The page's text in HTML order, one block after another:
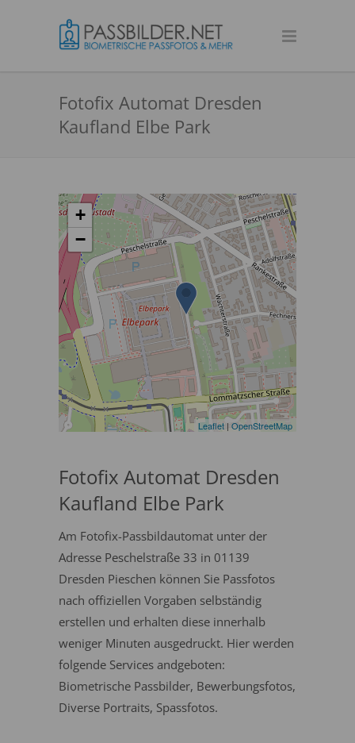
Fotofix Automat Dresden
Kaufland Elbe Park
+
−
Leaflet | OpenStreetMap
Fotofix Automat Dresden
Kaufland Elbe Park
Am Fotofix-Passbildautomat unter der
Adresse Peschelstraße 33 in 01139
Dresden Pieschen können Sie Passfotos
nach offiziellen Vorgaben selbständig
erstellen und erhalten diese innerhalb
weniger Minuten ausgedruckt. Hier werden
folgende Services andgeboten:
Biometrische Passbilder, Bewerbungsfotos,
Diverse Portraits, Spassfotos.